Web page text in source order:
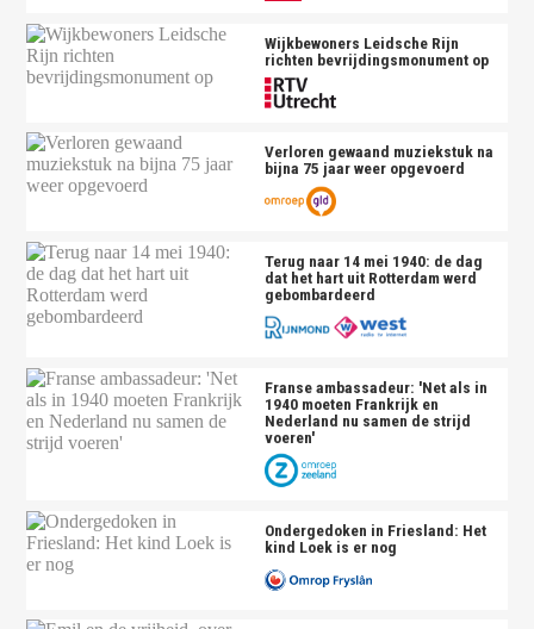
Wijkbewoners Leidsche Rijn
richten bevrijdingsmonument op
Verloren gewaand muziekstuk na
bijna 75 jaar weer opgevoerd
Terug naar 14 mei 1940: de dag
dat het hart uit Rotterdam werd
gebombardeerd
Franse ambassadeur: 'Net als in
1940 moeten Frankrijk en
Nederland nu samen de strijd
voeren'
Ondergedoken in Friesland: Het
kind Loek is er nog